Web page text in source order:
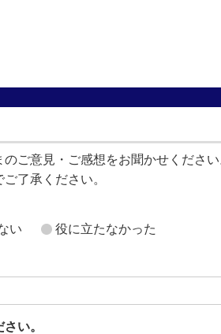
ご意見・ご感想をお聞かせくださ
了承ください。
い 役に立たなかった
い。